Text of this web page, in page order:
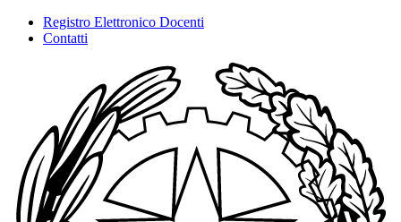
Registro Elettronico Docenti
Contatti